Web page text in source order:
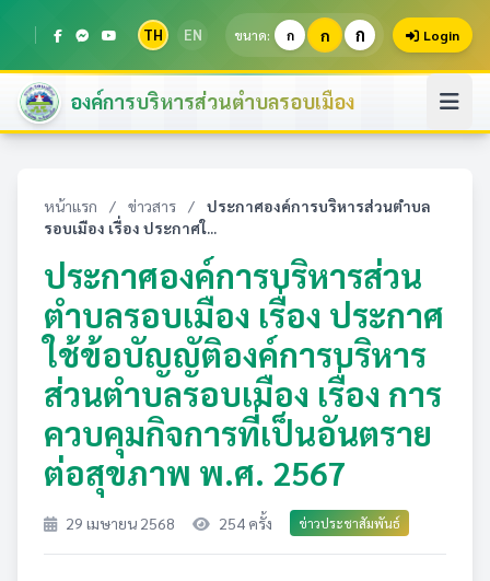
TH EN ขนาด: ก ก ก Login
องค์การบริหารส่วนตำบลรอบเมือง
หน้าแรก / ข่าวสาร /
ประกาศองค์การบริหารส่วนตำบล
รอบเมือง เรื่อง ประกาศใ...
ประกาศองค์การบริหารส่วน
ตำบลรอบเมือง เรื่อง ประกาศ
ใช้ข้อบัญญัติองค์การบริหาร
ส่วนตำบลรอบเมือง เรื่อง การ
ควบคุมกิจการที่เป็นอันตราย
ต่อสุขภาพ พ.ศ. 2567
29 เมษายน 2568 254 ครั้ง ข่าวประชาสัมพันธ์